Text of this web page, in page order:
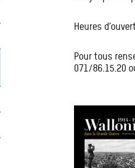
Heures
Pour tous
071/86.15.20